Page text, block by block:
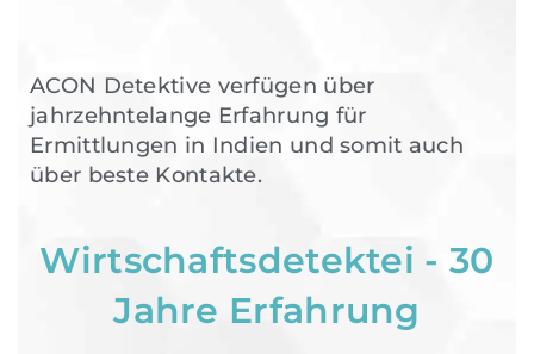
ACON Detektive verfügen über
jahrzehntelange Erfahrung für
Ermittlungen in Indien und somit auch
über beste Kontakte.
Wirtschaftsdetektei - 30
Jahre Erfahrung